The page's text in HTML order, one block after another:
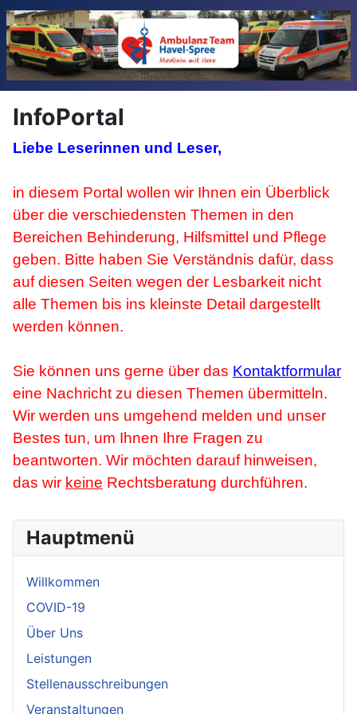
InfoPortal
Liebe Leserinnen und Leser,
in diesem Portal wollen wir Ihnen ein Überblick
über die verschiedensten Themen in den
Bereichen Behinderung, Hilfsmittel und Pflege
geben. Bitte haben Sie Verständnis dafür, dass
auf diesen Seiten wegen der Lesbarkeit nicht
alle Themen bis ins kleinste Detail dargestellt
werden können.
Sie können uns gerne über das Kontaktformular
eine Nachricht zu diesen Themen übermitteln.
Wir werden uns umgehend melden und unser
Bestes tun, um Ihnen Ihre Fragen zu
beantworten. Wir möchten darauf hinweisen,
das wir keine Rechtsberatung durchführen.
Hauptmenü
Willkommen
COVID-19
Über Uns
Leistungen
Stellenausschreibungen
Veranstaltungen